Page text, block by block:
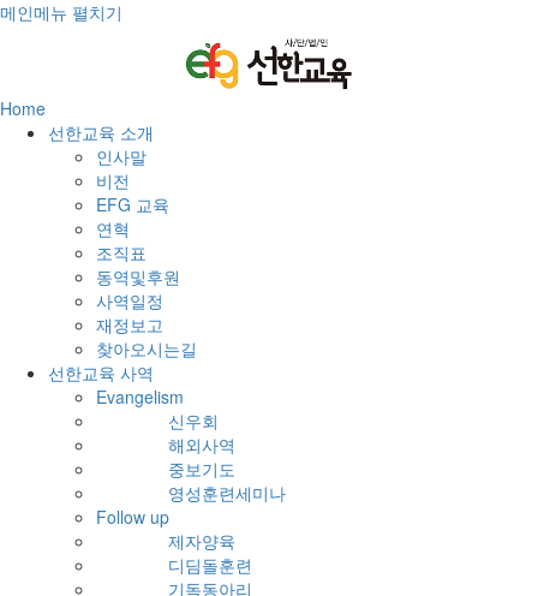
메인메뉴 펼치기
Home
선한교육 소개
인사말
비전
EFG 교육
연혁
조직표
동역및후원
사역일정
재정보고
찾아오시는길
선한교육 사역
Evangelism
신우회
해외사역
중보기도
영성훈련세미나
Follow up
제자양육
디딤돌훈련
기독동아리